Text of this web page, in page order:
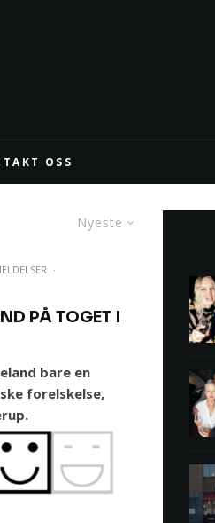
OSS
Nyeste
·
PÅ TOGET I
bare en
forelskelse,